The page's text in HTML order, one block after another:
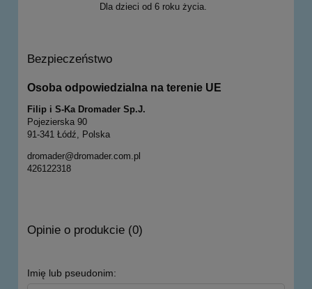
Dla dzieci od 6 roku życia.
Bezpieczeństwo
Osoba odpowiedzialna na terenie UE
Filip i S-Ka Dromader Sp.J.
Pojezierska 90
91-341 Łódź, Polska
dromader@dromader.com.pl
426122318
Opinie o produkcie (0)
Imię lub pseudonim: